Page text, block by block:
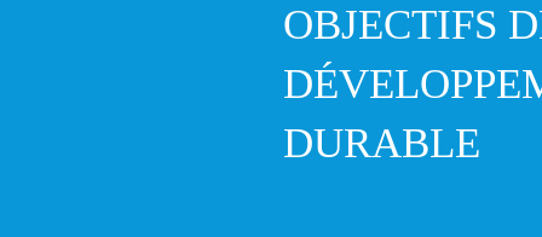
OBJECTIFS
DURABLE